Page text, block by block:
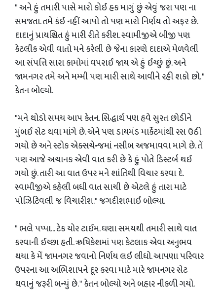
" અને હું તમારી પાસે મારો કોઈ હક માગું છું એવું જરા પણ ના
સમજતા. તમે કંઈ નહીં આપો તો પણ મારો નિર્ણય તો અફર છે.
દાદાનું પ્રાયશ્ચિત હું મારી રીતે કરીશ. સ્વામીજીએ બીજી પણ
કેટલીક એવી વાતો મને કરેલી છે જેના કારણે દાદાએ મેળવેલી
આ સંપત્તિ સારા કામોમાં વપરાઈ જાય એ હું ઈચ્છું છું. અને
જામનગર તમે અને મમ્મી પણ મારી સાથે આવીને રહી શકો છો. "
કેતન બોલ્યો.
"મને થોડો સમય આપ કેતન. સિદ્ધાર્થ પણ હવે સુરત છોડીને
મુંબઈ સેટ થવા માંગે છે. એને પણ ડાયમંડ માર્કેટમાંથી રસ ઉઠી
ગયો છે અને સ્ટોક એક્સચેન્જમાં નસીબ અજમાવવા માગે છે. તેં
પણ આજે અચાનક એવી વાત કરી છે કે હું પોતે ડિસ્ટર્બ થઈ
ગયો છું. તારી આ વાત ઉપર મને શાંતિથી વિચાર કરવા દે.
સ્વામીજીએ કહેલી બધી વાત સાચી છે એટલે હું તારા માટે
પોઝિટિવલી જ વિચારીશ." જગદીશભાઈ બોલ્યા.
" ભલે પપ્પા... ટેક યોર ટાઈમ. ઘણા સમયથી તમારી સાથે વાત
કરવાની ઈચ્છા હતી. ઋષિકેશમાં પણ કેટલાક એવા અનુભવ
થયા કે મેં જામનગર જવાનો નિર્ણય લઈ લીધો. આપણા પરિવાર
ઉપરના આ અભિશાપને દૂર કરવા માટે મારે જામનગર સેટ
થવાનું જરૂરી બન્યું છે. " કેતન બોલ્યો અને બહાર નીકળી ગયો.